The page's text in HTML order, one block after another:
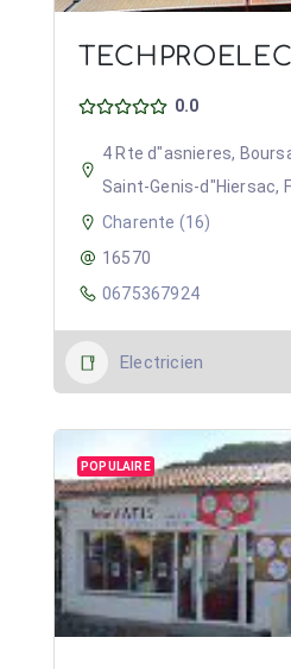
TECHPROELEC
0.0
4 Rte d"asnieres,
Saint-Genis-d"Hiersac,
Charente (16)
16570
0675367924
Electricien
POPULAIRE